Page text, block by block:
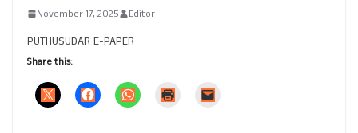
November 17, 2025 Editor
PUTHUSUDAR E-PAPER
Share this: